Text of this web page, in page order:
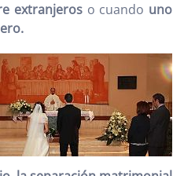
extranjeroso cuando uno